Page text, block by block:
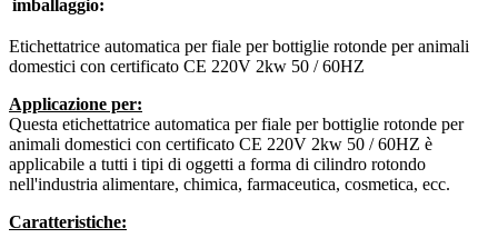
imballaggio:
Etichettatrice automatica per fiale per bottiglie rotonde per animali
domestici con certificato CE 220V 2kw 50 / 60HZ
Applicazione per:
Questa etichettatrice automatica per fiale per bottiglie rotonde per
animali domestici con certificato CE 220V 2kw 50 / 60HZ è
applicabile a tutti i tipi di oggetti a forma di cilindro rotondo
nell'industria alimentare, chimica, farmaceutica, cosmetica, ecc.
Caratteristiche: